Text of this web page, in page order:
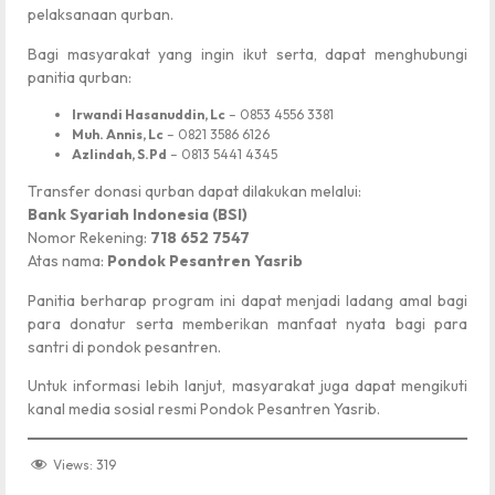
pelaksanaan qurban.
Bagi masyarakat yang ingin ikut serta, dapat menghubungi
panitia qurban:
Irwandi Hasanuddin, Lc – 0853 4556 3381
Muh. Annis, Lc – 0821 3586 6126
Azlindah, S.Pd – 0813 5441 4345
Transfer donasi qurban dapat dilakukan melalui:
Bank Syariah Indonesia (BSI)
Nomor Rekening: 718 652 7547
Atas nama: Pondok Pesantren Yasrib
Panitia berharap program ini dapat menjadi ladang amal bagi
para donatur serta memberikan manfaat nyata bagi para
santri di pondok pesantren.
Untuk informasi lebih lanjut, masyarakat juga dapat mengikuti
kanal media sosial resmi Pondok Pesantren Yasrib.
Views: 319